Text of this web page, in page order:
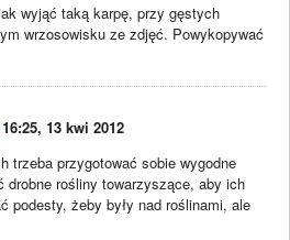
wyjąć taką karpę, przy gęstych
wrzosowisku ze zdjęć. Powykopywać
16:25, 13 kwi 2012
trzeba przygotować sobie wygodne
rośliny towarzyszące, aby ich
podesty, żeby były nad roślinami, ale